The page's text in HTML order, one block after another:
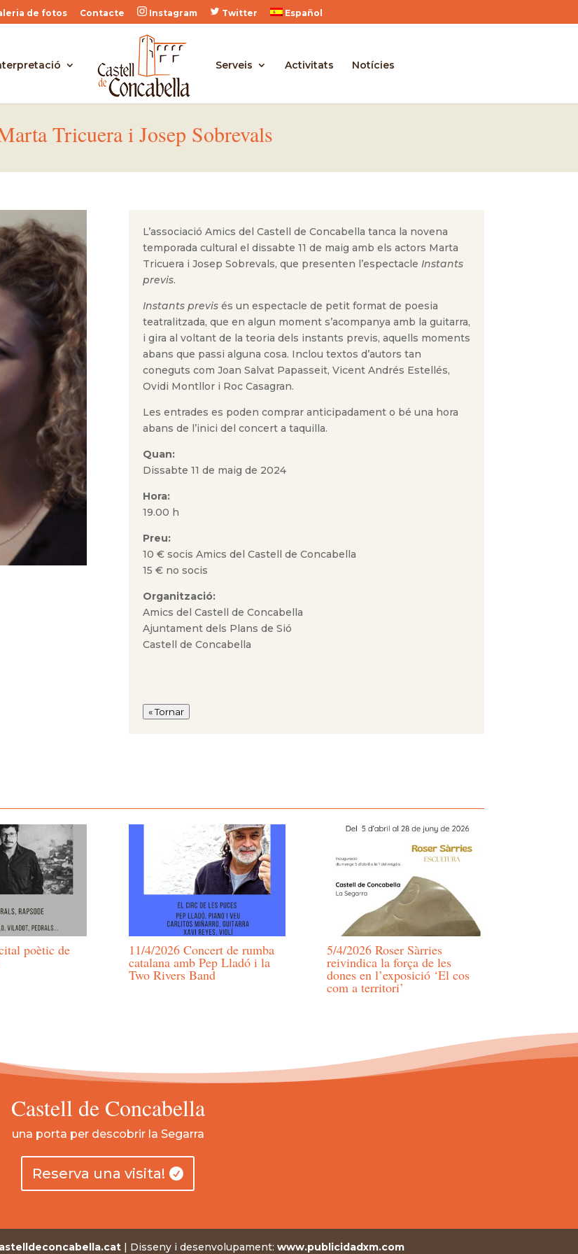
de fotos Contacte Instagram Twitter Español
Serveis Activitats Notícies
Tricuera i Josep Sobrevals
L’associació Amics del Castell de Concabella tanca la novena
temporada cultural el dissabte 11 de maig amb els actors Marta
Tricuera i Josep Sobrevals, que presenten l’espectacle Instants
previs.
Instants previsés un espectacle de petit format de poesia
teatralitzada, que en algun moment s’acompanya amb la guitarra,
i gira al voltant de la teoria dels instants previs, aquells moments
abans que passi alguna cosa. Inclou textos d’autors tan
coneguts com Joan Salvat Papasseit, Vicent Andrés Estellés,
Ovidi Montllor i Roc Casagran.
Les entrades es poden comprar anticipadament o bé una hora
abans de l’inici del concert a taquilla.
Quan:
Dissabte 11 de maig de 2024
Hora:
19.00 h
Preu:
10 € socis Amics del Castell de Concabella
15 € no socis
Organització:
Amics del Castell de Concabella
Ajuntament dels Plans de Sió
Castell de Concabella
« Tornar
poètic de 11/4/2026 Concert de rumba
catalana amb Pep Lladó i la
Two Rivers Band
5/4/2026 Roser Sàrries
reivindica la força de les
dones en l’exposició ‘El cos
com a territori’
Castell de Concabella
una porta per descobrir la Segarra
Reserva una visita!
| Disseny i desenvolupament: www.publicidadxm.com